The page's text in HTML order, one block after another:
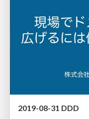
2019-08-31 DDD